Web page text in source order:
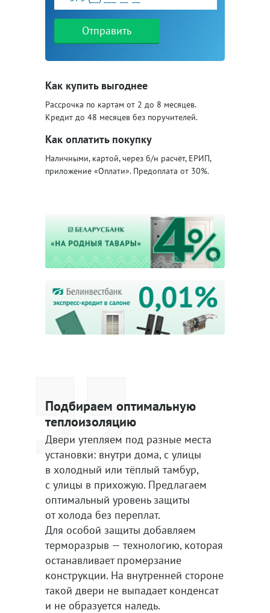
Отправить
Как купить выгоднее
Рассрочка по картам от 2 до 8 месяцев.
Кредит до 48 месяцев без поручителей.
Как оплатить покупку
Наличными, картой, через б/н расчёт, ЕРИП,
приложение «Оплати». Предоплата от 30%.
Подбираем оптимальную
теплоизоляцию
Двери утепляем под разные места
установки: внутри дома, с улицы
в холодный или тёплый тамбур,
с улицы в прихожую. Предлагаем
оптимальный уровень защиты
от холода без переплат.
Для особой защиты добавляем
терморазрыв — технологию, которая
останавливает промерзание
конструкции. На внутренней стороне
такой двери не выпадает конденсат
и не образуется наледь.